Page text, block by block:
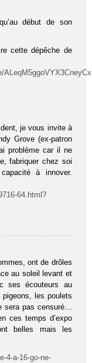
début de son
cette dépêche de
je vous invite à
Grove (ex-patron
problème car il ne
fabriquer chez soi
à innover.
64.html?
ont de drôles
au soleil levant et
ses écouteurs au
les poulets
sera pas censuré…
ces temps d’expo
belles mais les
4-a-16-go-ne-